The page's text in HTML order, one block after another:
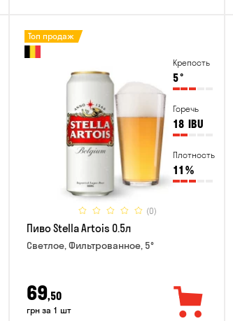
Крепость
5°
Горечь
18 IBU
Плотность
11 %
(0)
Топ продаж
Пиво Stella Artois 0.5л
Светлое, Фильтрованное, 5°
69,50
грн за 1 шт